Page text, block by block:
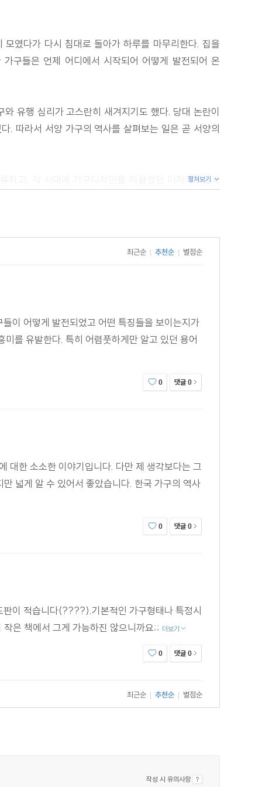
였다가 다시 침대로 돌아가 하루를 마무리한다. 집을
구들은 언제 어디에서 시작되어 어떻게 발전되어 온
유행 심리가 고스란히 새겨지기도 했다. 당대 논란이
. 따라서 서양 가구의 역사를 살펴보는 일은 곧 서양의
하고, 각 시대에 가구디자인을 이끌었던 디자이너들과
펼쳐보기
최근순 추천순 별점순
이 어떻게 발전되었고 어떤 특징들을 보이는지가
를 유발한다. 특히 어렴풋하게만 알고 있던 용어
0 댓글 0
대한 소소한 이야기입니다. 다만 제 생각보다는 그
넓게 알 수 있어서 좋았습니다. 한국 가구의 역사
0 댓글 0
이 적습니다(????).기본적인 가구형태나 특정시
은 책에서 그게 가능하진 않으니까요;; 더보기
0 댓글 0
최근순 추천순 별점순
작성 시 유의사항